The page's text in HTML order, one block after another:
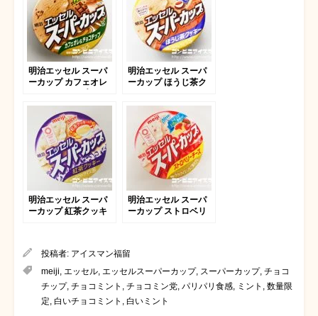
明治エッセル スーパ
ーカップ カフェオレ
明治エッセル スーパ
ーカップ ほうじ茶ク
明治エッセル スーパ
ーカップ 紅茶クッキ
明治エッセル スーパ
ーカップ ストロベリ
投稿者: アイスマン福留
meiji, エッセル, エッセルスーパーカップ, スーパーカップ, チョコ
チップ, チョコミント , チョコミン党, パリパリ食感, ミント , 数量限
定, 白いチョコミント , 白いミント